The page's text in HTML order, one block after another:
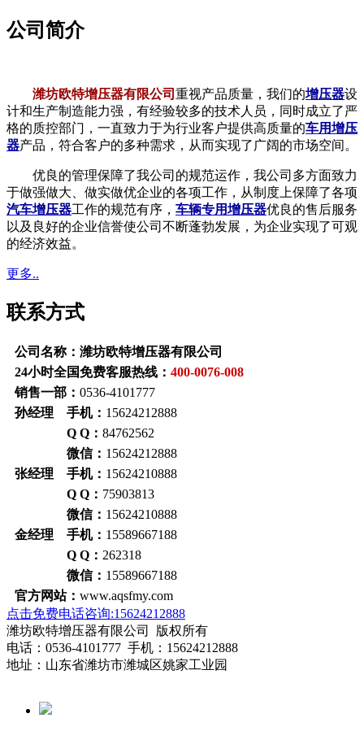
公司简介
潍坊欧特增压器有限公司 重视产品质量，我们的增压器设
计和生产制造能力强，有经验较多的技术人员，同时成立了严
格的质控部门，一直致力于为行业客户提供高质量的车用增压
器产品，符合客户的多种需求，从而实现了广阔的市场空间。
优良的管理保障了我公司的规范运作，我公司多方面致力
于做强做大、做实做优企业的各项工作，从制度上保障了各项
汽车增压器工作的规范有序， 车辆专用增压器优良的售后服务
以及良好的企业信誉使公司不断蓬勃发展，为企业实现了可观
的经济效益。
更多..
联系方式
公司名称：潍坊欧特增压器有限公司
24小时全国免费客服热线： 400-0076-008
销售一部： 0536-4101777
孙经理 手机： 15624212888
Q Q： 84762562
微信： 15624212888
张经理 手机： 15624210888
Q Q： 75903813
微信： 15624210888
金经理 手机： 15589667188
Q Q： 262318
微信： 15589667188
官方网站： www.aqsfmy.com
点击免费电话咨询:15624212888
潍坊欧特增压器有限公司 版权所有
电话：0536-4101777 手机：15624212888
地址：山东省潍坊市潍城区姚家工业园